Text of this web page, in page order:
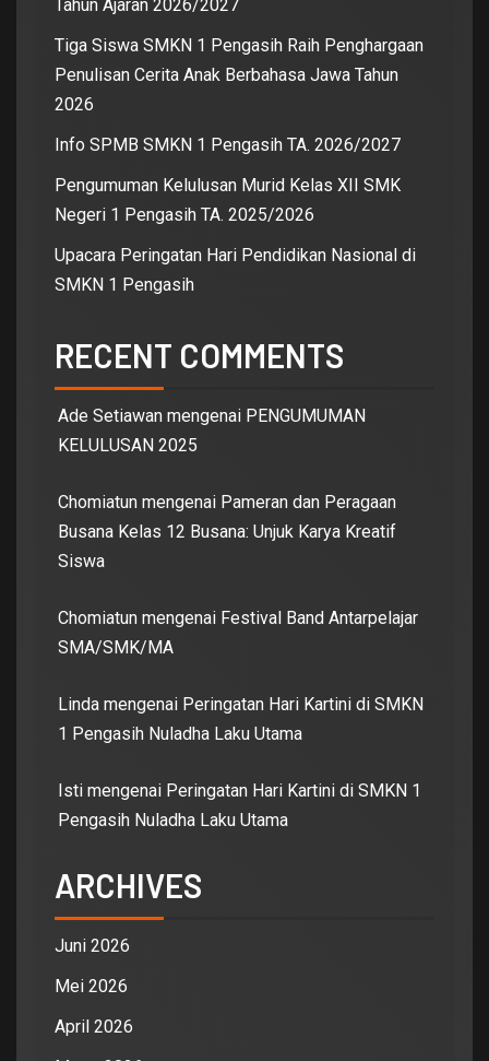
Tahun Ajaran 2026/2027
Tiga Siswa SMKN 1 Pengasih Raih Penghargaan
Penulisan Cerita Anak Berbahasa Jawa Tahun
2026
Info SPMB SMKN 1 Pengasih TA. 2026/2027
Pengumuman Kelulusan Murid Kelas XII SMK
Negeri 1 Pengasih TA. 2025/2026
Upacara Peringatan Hari Pendidikan Nasional di
SMKN 1 Pengasih
RECENT COMMENTS
Ade Setiawan mengenai PENGUMUMAN
KELULUSAN 2025
Chomiatun mengenai Pameran dan Peragaan
Busana Kelas 12 Busana: Unjuk Karya Kreatif
Siswa
Chomiatun mengenai Festival Band Antarpelajar
SMA/SMK/MA
Linda mengenai Peringatan Hari Kartini di SMKN
1 Pengasih Nuladha Laku Utama
Isti mengenai Peringatan Hari Kartini di SMKN 1
Pengasih Nuladha Laku Utama
ARCHIVES
Juni 2026
Mei 2026
April 2026